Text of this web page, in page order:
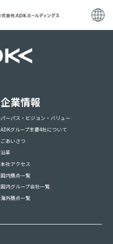
企業情報
パーパス・ビジョン・バリュー
ADKグループ主要4社について
ごあいさつ
沿革
本社アクセス
国内拠点一覧
国内グループ会社一覧
海外拠点一覧